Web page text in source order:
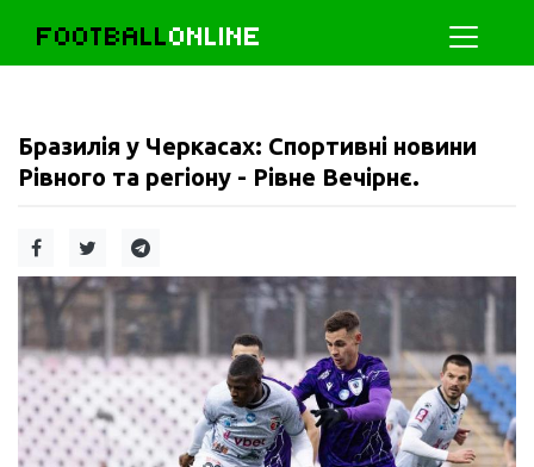
FOOTBALLONLINE
Бразилія у Черкасах: Спортивні новини
Рівного та регіону - Рівне Вечірнє.